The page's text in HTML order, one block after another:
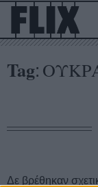
Tag:
Δε βρέθηκαν